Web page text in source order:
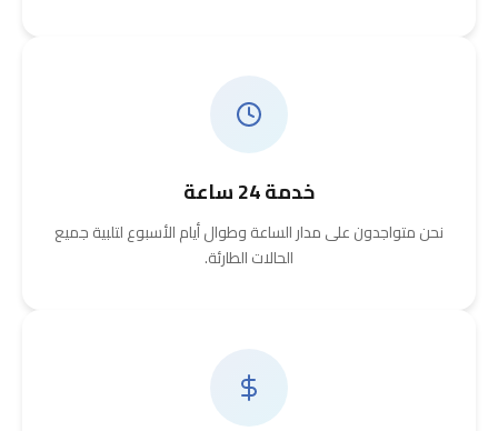
خدمة 24 ساعة
نحن متواجدون على مدار الساعة وطوال أيام الأسبوع لتلبية جميع
الحالات الطارئة.